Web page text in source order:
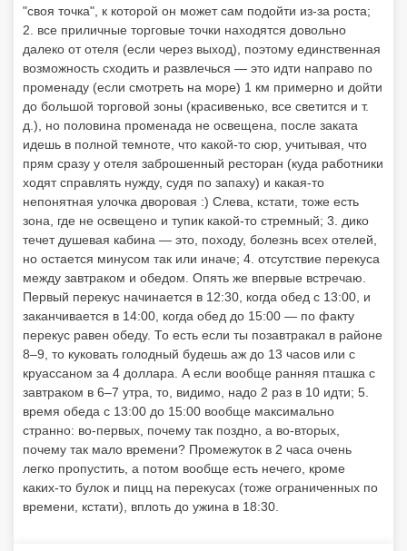
"своя точка", к которой он может сам подойти из-за роста;
2. все приличные торговые точки находятся довольно
далеко от отеля (если через выход), поэтому единственная
возможность сходить и развлечься — это идти направо по
променаду (если смотреть на море) 1 км примерно и дойти
до большой торговой зоны (красивенько, все светится и т.
д.), но половина променада не освещена, после заката
идешь в полной темноте, что какой-то сюр, учитывая, что
прям сразу у отеля заброшенный ресторан (куда работники
ходят справлять нужду, судя по запаху) и какая-то
непонятная улочка дворовая :) Слева, кстати, тоже есть
зона, где не освещено и тупик какой-то стремный; 3. дико
течет душевая кабина — это, походу, болезнь всех отелей,
но остается минусом так или иначе; 4. отсутствие перекуса
между завтраком и обедом. Опять же впервые встречаю.
Первый перекус начинается в 12:30, когда обед с 13:00, и
заканчивается в 14:00, когда обед до 15:00 — по факту
перекус равен обеду. То есть если ты позавтракал в районе
8–9, то куковать голодный будешь аж до 13 часов или с
круассаном за 4 доллара. А если вообще ранняя пташка с
завтраком в 6–7 утра, то, видимо, надо 2 раз в 10 идти; 5.
время обеда с 13:00 до 15:00 вообще максимально
странно: во-первых, почему так поздно, а во-вторых,
почему так мало времени? Промежуток в 2 часа очень
легко пропустить, а потом вообще есть нечего, кроме
каких-то булок и пицц на перекусах (тоже ограниченных по
времени, кстати), вплоть до ужина в 18:30.